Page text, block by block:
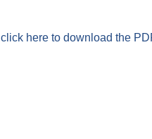
click here to download the